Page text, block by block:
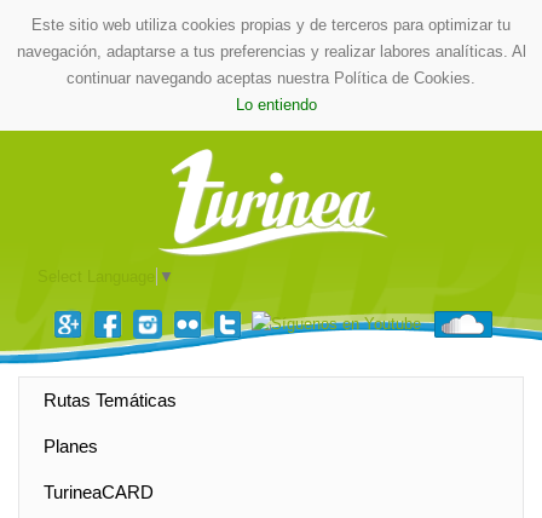
Este sitio web utiliza cookies propias y de terceros para optimizar tu
navegación, adaptarse a tus preferencias y realizar labores analíticas. Al
continuar navegando aceptas nuestra Política de Cookies.
Lo entiendo
▼
Rutas Temáticas
Planes
TurineaCARD